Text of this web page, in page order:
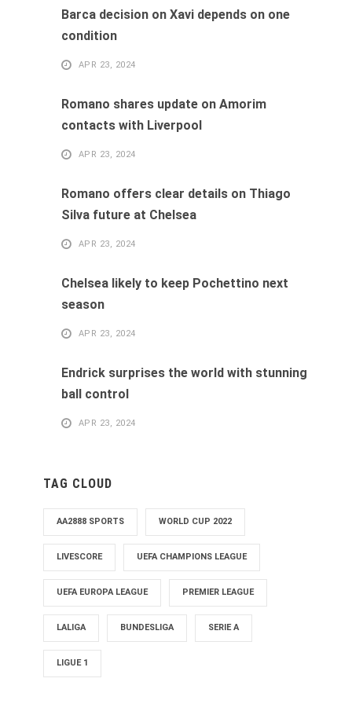
Barca decision on Xavi depends on one
condition
APR 23, 2024
Romano shares update on Amorim
contacts with Liverpool
APR 23, 2024
Romano offers clear details on Thiago
Silva future at Chelsea
APR 23, 2024
Chelsea likely to keep Pochettino next
season
APR 23, 2024
Endrick surprises the world with stunning
ball control
APR 23, 2024
TAG CLOUD
AA2888 SPORTS WORLD CUP 2022
LIVESCORE UEFA CHAMPIONS LEAGUE
UEFA EUROPA LEAGUE PREMIER LEAGUE
LALIGA BUNDESLIGA SERIE A
LIGUE 1